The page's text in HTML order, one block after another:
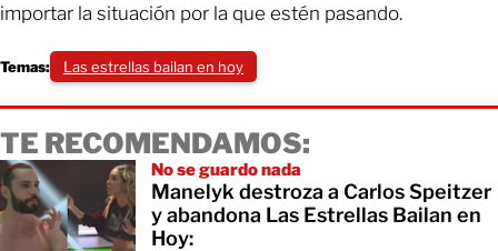
importar la situación por la que estén pasando.
Temas: Las estrellas bailan en hoy
TE RECOMENDAMOS:
No se guardo nada
Manelyk destroza a Carlos Speitzer
y abandona Las Estrellas Bailan en
Hoy: